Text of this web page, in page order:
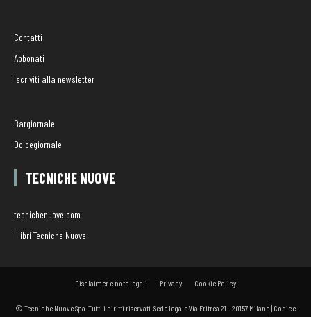
Contatti
Abbonati
Iscriviti alla newsletter
Bargiornale
Dolcegiornale
TECNICHE NUOVE
tecnichenuove.com
I libri Tecniche Nuove
Disclaimer e note legali Privacy Cookie Policy
© Tecniche Nuove Spa. Tutti i diritti riservati. Sede legale Via Eritrea 21 - 20157 Milano | Codice